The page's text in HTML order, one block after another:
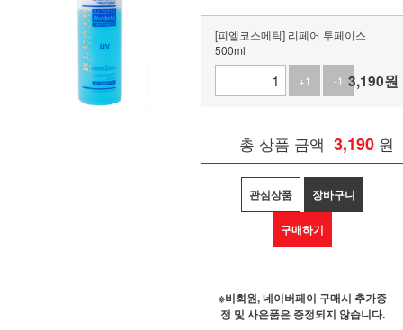
[피엘코스메틱] 리페어 투페이스
500ml
+1
-1 3,190원
총 상품 금액 3,190 원
관심상품 장바구니
구매하기
※비회원, 네이버페이 구매시 추가증
정 및 사은품은 증정되지 않습니다.